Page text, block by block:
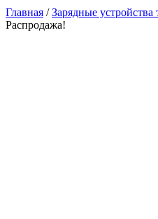
Главная /Зарядные
Распродажа!